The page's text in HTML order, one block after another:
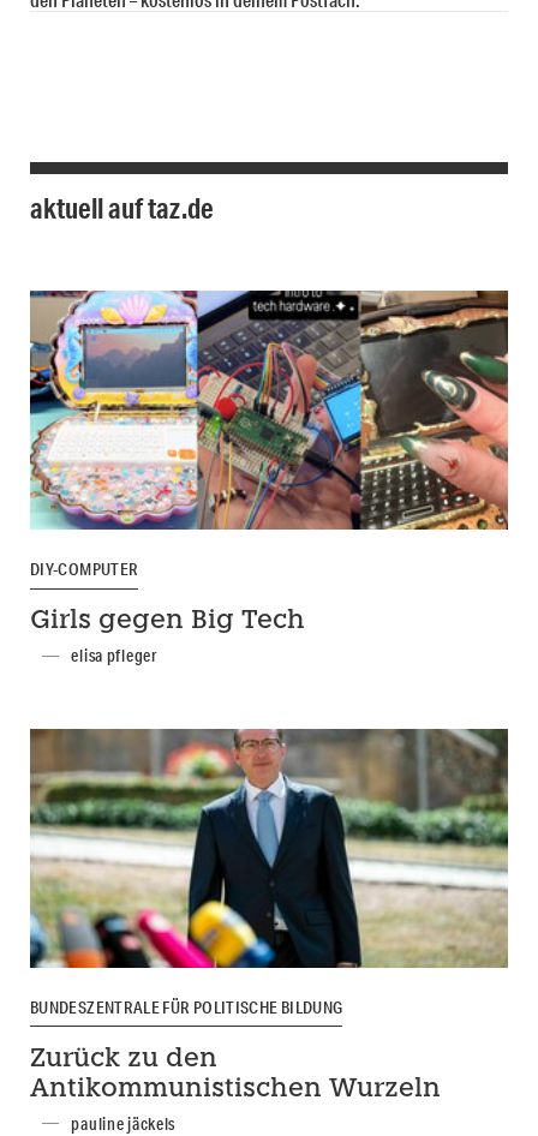
aktuell auf taz.de
DIY-COMPUTER
Girls gegen Big Tech
elisa pfleger
BUNDESZENTRALE FÜR POLITISCHE BILDUNG
Zurück zu den
Antikommunistischen Wurzeln
pauline jäckels